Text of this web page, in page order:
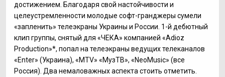
достижением. Благодаря свой настойчивости и
целеустремленности молодые софт-гранджеры сумели
«запленить» телеэкраны Украины и России. 1-й дебютный
клип группы, снятый для «ЧЕКА» компанией «Adioz
Production»*, попал на телеэкраны ведущих телеканалов
«Enter» (Украина), «MTV» «МузТВ», «NeoMusic» (все
Россия). Два немаловажных аспекта стоить отметить.